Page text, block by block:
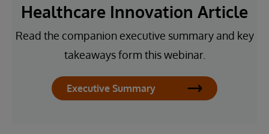
Healthcare Innovation Article
Read the companion executive summary and key
takeaways form this webinar.
Executive Summary